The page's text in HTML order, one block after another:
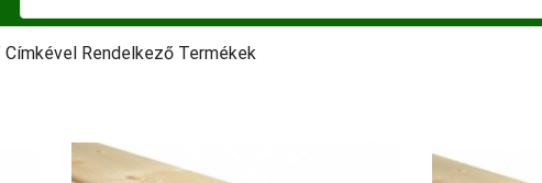
Címkével Rendelkező Termékek